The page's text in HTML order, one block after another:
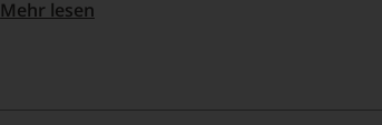
Mehr lesen